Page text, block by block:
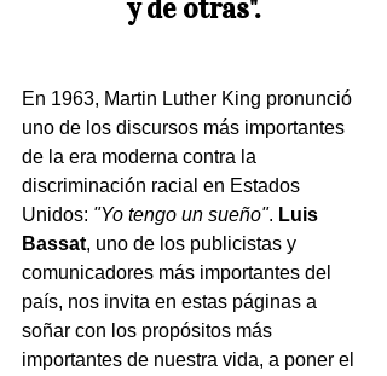
y de otras".
En 1963, Martin Luther King pronunció
uno de los discursos más importantes
de la era moderna contra la
discriminación racial en Estados
Unidos: "Yo tengo un sueño". Luis
Bassat, uno de los publicistas y
comunicadores más importantes del
país, nos invita en estas páginas a
soñar con los propósitos más
importantes de nuestra vida, a poner el